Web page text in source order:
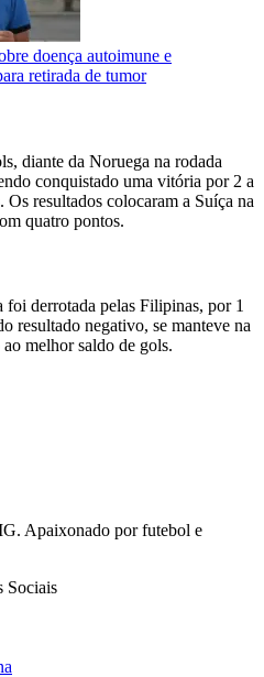
doença autoimune e
retirada de tumor
diante da Noruega na rodada
conquistado uma vitória por 2 a
resultados colocaram a Suíça na
quatro pontos.
derrotada pelas Filipinas, por 1
resultado negativo, se manteve na
melhor saldo de gols.
Apaixonado por futebol e
Sociais